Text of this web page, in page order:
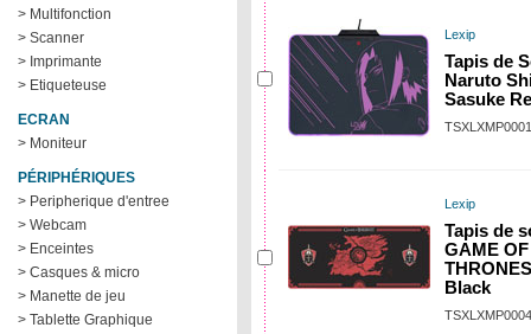
> Multifonction
> Scanner
> Imprimante
> Etiqueteuse
ECRAN
> Moniteur
PÉRIPHÉRIQUES
> Peripherique d'entree
> Webcam
> Enceintes
> Casques & micro
> Manette de jeu
> Tablette Graphique
Lexip
Tapis de
Naruto
Sasuke
TSXLXMP0001
Lexip
Tapis de
GAME OF
Black
TSXLXMP0004